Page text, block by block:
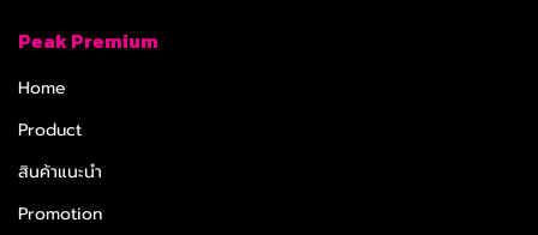
Peak Premium
Home
Product
สินค้าแนะนำ
Promotion